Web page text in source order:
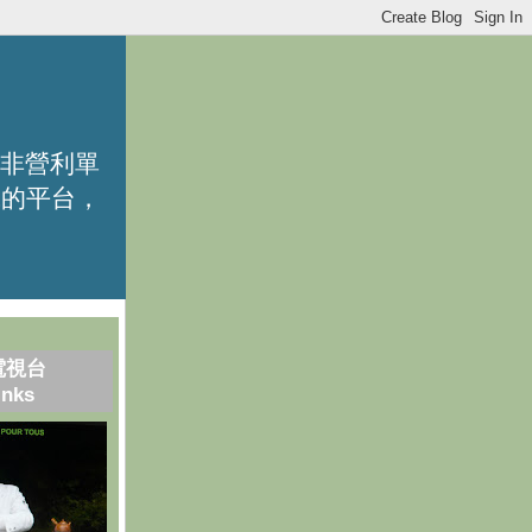
營利單
平台，
視台